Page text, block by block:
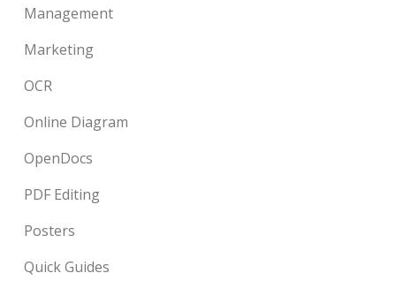
Management
Marketing
OCR
Online Diagram
OpenDocs
PDF Editing
Posters
Quick Guides